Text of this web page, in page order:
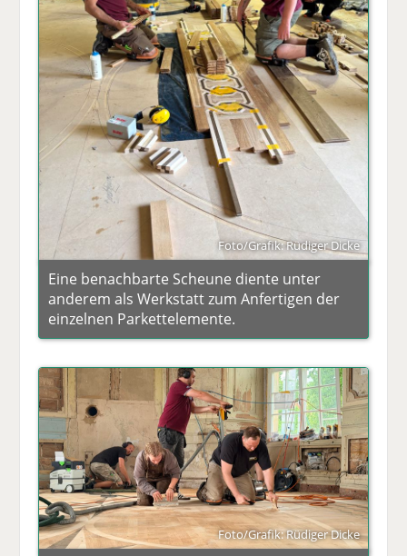
Foto/Grafik: Rüdiger Dicke
Eine benachbarte Scheune diente unter
anderem als Werkstatt zum Anfertigen der
einzelnen Parkettelemente.
Foto/Grafik: Rüdiger Dicke